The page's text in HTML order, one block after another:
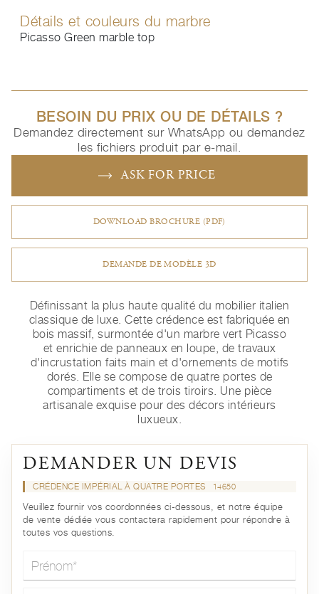
Détails et couleurs du marbre
Picasso Green marble top
BESOIN DU PRIX OU DE DÉTAILS ?
Demandez directement sur WhatsApp ou demandez
les fichiers produit par e-mail.
ASK FOR PRICE
DOWNLOAD BROCHURE (PDF)
DEMANDE DE MODÈLE 3D
Définissant la plus haute qualité du mobilier italien
classique de luxe. Cette crédence est fabriquée en
bois massif, surmontée d'un marbre vert Picasso
et enrichie de panneaux en loupe, de travaux
d'incrustation faits main et d'ornements de motifs
dorés. Elle se compose de quatre portes de
compartiments et de trois tiroirs. Une pièce
artisanale exquise pour des décors intérieurs
luxueux.
DEMANDER UN DEVIS
CRÉDENCE IMPÉRIAL À QUATRE PORTES 14650
Veuillez fournir vos coordonnées ci-dessous, et notre équipe
de vente dédiée vous contactera rapidement pour répondre à
toutes vos questions.